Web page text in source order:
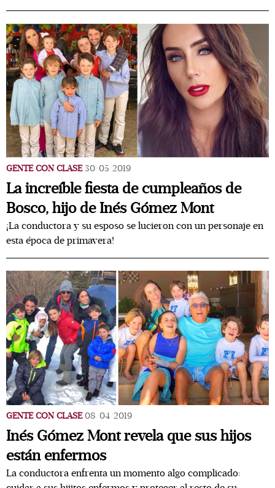
GENTE CON CLASE 30/05/2019
La increíble fiesta de cumpleaños de
Bosco, hijo de Inés Gómez Mont
¡La conductora y su esposo se lucieron con un personaje en
esta época de primavera!
GENTE CON CLASE 08/04/2019
Inés Gómez Mont revela que sus hijos
están enfermos
La conductora enfrenta un momento algo complicado: